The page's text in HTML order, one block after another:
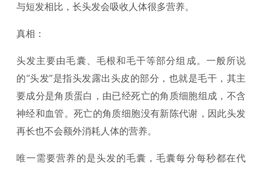
与短发相比，长头发会吸收人体很多营养。
真相：
头发主要由毛囊、毛根和毛干等部分组成。一般所说
的“头发”是指头发露出头皮的部分，也就是毛干，其主
要成分是角质蛋白，由已经死亡的角质细胞组成，不含
神经和血管。死亡的角质细胞没有新陈代谢，因此头发
再长也不会额外消耗人体的营养。
唯一需要营养的是头发的毛囊，毛囊每分每秒都在代